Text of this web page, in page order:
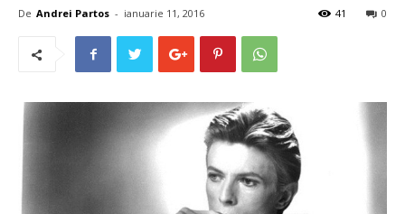
De Andrei Partos - ianuarie 11, 2016 0
41